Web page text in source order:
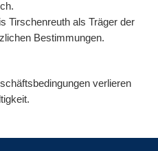
Tirschenreuth als Träger der
Bestimmungen.
verlieren